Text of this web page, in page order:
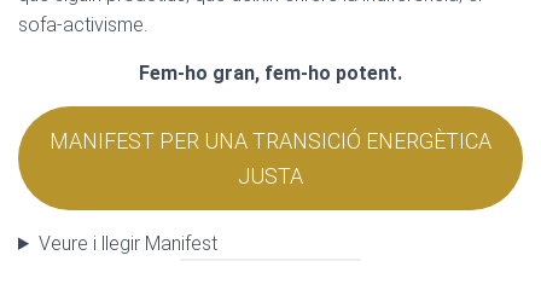
sofa-activisme.
Fem-ho gran, fem-ho potent.
MANIFEST PER UNA TRANSICIÓ ENERGÈTICA
JUSTA
Veure i llegir Manifest